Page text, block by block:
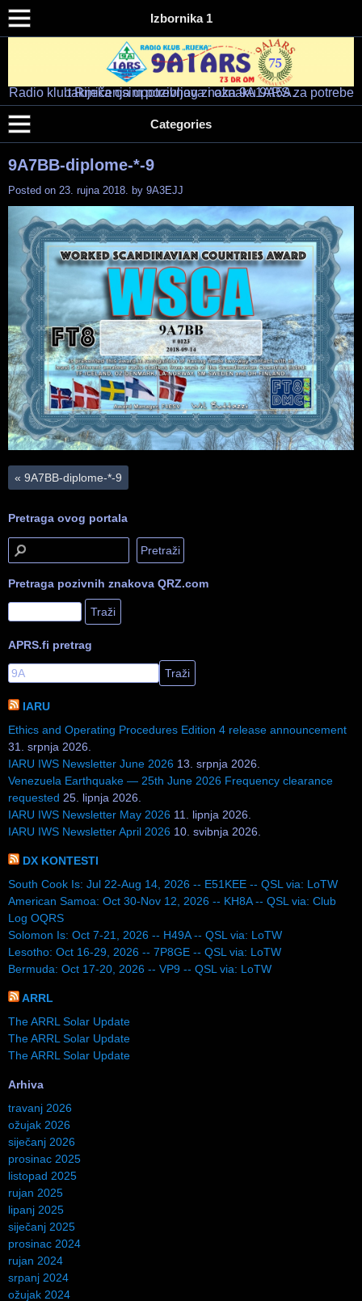
Izbornika 1
Radio klub "RIJEKA" – 9A1ARS – 9A5A
HAM RADIO KLUB RIJEKA
Radio klub Rijeka osim pozivnog znaka 9A1ARS za potrebe takmičenja upotrebljava i oznaku 9A5A.
Categories
9A7BB-diplome-*-9
Posted on 23. rujna 2018. by 9A3EJJ
« 9A7BB-diplome-*-9
Pretraga ovog portala
Pretraga pozivnih znakova QRZ.com
APRS.fi pretrag
IARU
Ethics and Operating Procedures Edition 4 release announcement
31. srpnja 2026.
IARU IWS Newsletter June 2026 13. srpnja 2026.
Venezuela Earthquake — 25th June 2026 Frequency clearance
requested 25. lipnja 2026.
IARU IWS Newsletter May 2026 11. lipnja 2026.
IARU IWS Newsletter April 2026 10. svibnja 2026.
DX KONTESTI
South Cook Is: Jul 22-Aug 14, 2026 -- E51KEE -- QSL via: LoTW
American Samoa: Oct 30-Nov 12, 2026 -- KH8A -- QSL via: Club
Log OQRS
Solomon Is: Oct 7-21, 2026 -- H49A -- QSL via: LoTW
Lesotho: Oct 16-29, 2026 -- 7P8GE -- QSL via: LoTW
Bermuda: Oct 17-20, 2026 -- VP9 -- QSL via: LoTW
ARRL
The ARRL Solar Update
The ARRL Solar Update
The ARRL Solar Update
Arhiva
travanj 2026
ožujak 2026
siječanj 2026
prosinac 2025
listopad 2025
rujan 2025
lipanj 2025
siječanj 2025
prosinac 2024
rujan 2024
srpanj 2024
ožujak 2024